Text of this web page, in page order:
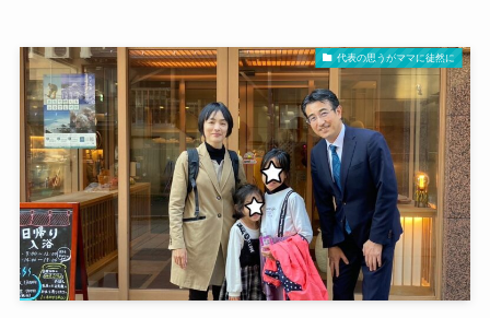
代表の思うがママに徒然に